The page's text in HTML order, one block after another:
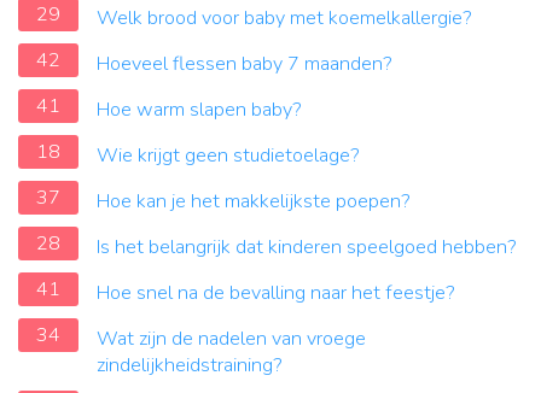
29
Welk brood voor baby met koemelkallergie?
42
Hoeveel flessen baby 7 maanden?
41
Hoe warm slapen baby?
18
Wie krijgt geen studietoelage?
37
Hoe kan je het makkelijkste poepen?
28
Is het belangrijk dat kinderen speelgoed hebben?
41
Hoe snel na de bevalling naar het feestje?
34
Wat zijn de nadelen van vroege
zindelijkheidstraining?